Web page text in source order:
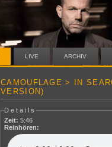
LIVE ARCHIV
CAMOUFLAGE > IN
VERSION)
Details
Zeit: 5:46
Reinhören: